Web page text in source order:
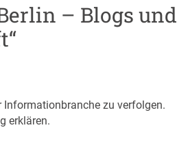
– Blogs und
Informationbranche zu verfolgen.
erklären.